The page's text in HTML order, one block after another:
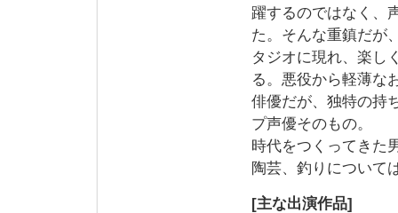
躍するのではなく、
た。そんな重鎮だが
タジオに現れ、楽し
る。悪役から軽薄な
俳優だが、独特の持
プ声優そのもの。
時代をつくってきた
陶芸、釣りについて
[主な出演作品]